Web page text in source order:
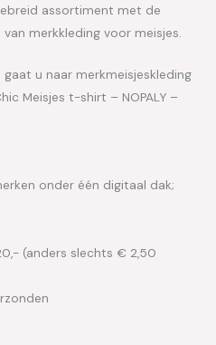
assortiment met de
merkkleding voor meisjes.
gaat u naar merkmeisjeskleding
Meisjes t-shirt – NOPALY –
onder één digitaal dak;
(anders slechts € 2,50